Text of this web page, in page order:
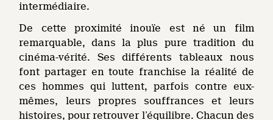
intermédiaire.
De cette proximité inouïe est né un film
remarquable, dans la plus pure tradition du
cinéma-vérité. Ses différents tableaux nous
font partager en toute franchise la réalité de
ces hommes qui luttent, parfois contre eux-
mêmes, leurs propres souffrances et leurs
histoires, pour retrouver l’équilibre. Chacun des